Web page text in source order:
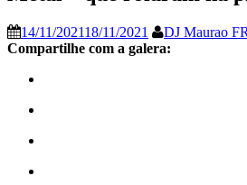
14/11/202118/11/2021
DJ Maurao
Compartilhe com a galera: